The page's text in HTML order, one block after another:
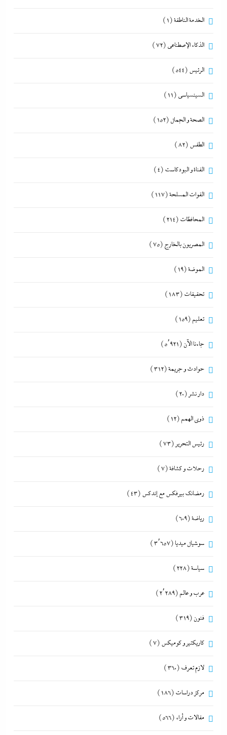
الخدمة الناطقة(1)
الذكاء الإصطناعي (72)
الرئيس (544)
السينسياسي (11)
الصحة و الجمال (152)
الطقس (82)
القناة و البودكاست (4)
القوات المسلحة(117)
المحافظات (214)
المصريون بالخارج (75)
الموضة(19)
تحقيقات (183)
تعليم (159)
جاءنا الآن (5٬921)
حوادث و جريمة(312)
دار نشر (20)
ذوى الهمم (12)
رئيس التحرير (73)
رحلات و كشافة(7)
رمضانك بيرفكس مع إندكس (43)
رياضة(609)
سوشيال ميديا (3٬657)
سياسة(228)
عرب و عالم (2٬289)
فنون (319)
كاريكتير و كوميكس (7)
لازم تعرف (360)
مركز دراسات (186)
مقالات و أراء (566)